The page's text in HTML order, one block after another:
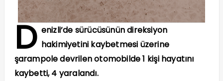
D enizli’de sürücüsünün direksiyon
hakimiyetini kaybetmesi üzerine
şarampole devrilen otomobilde 1 kişi hayatını
kaybetti, 4 yaralandı.